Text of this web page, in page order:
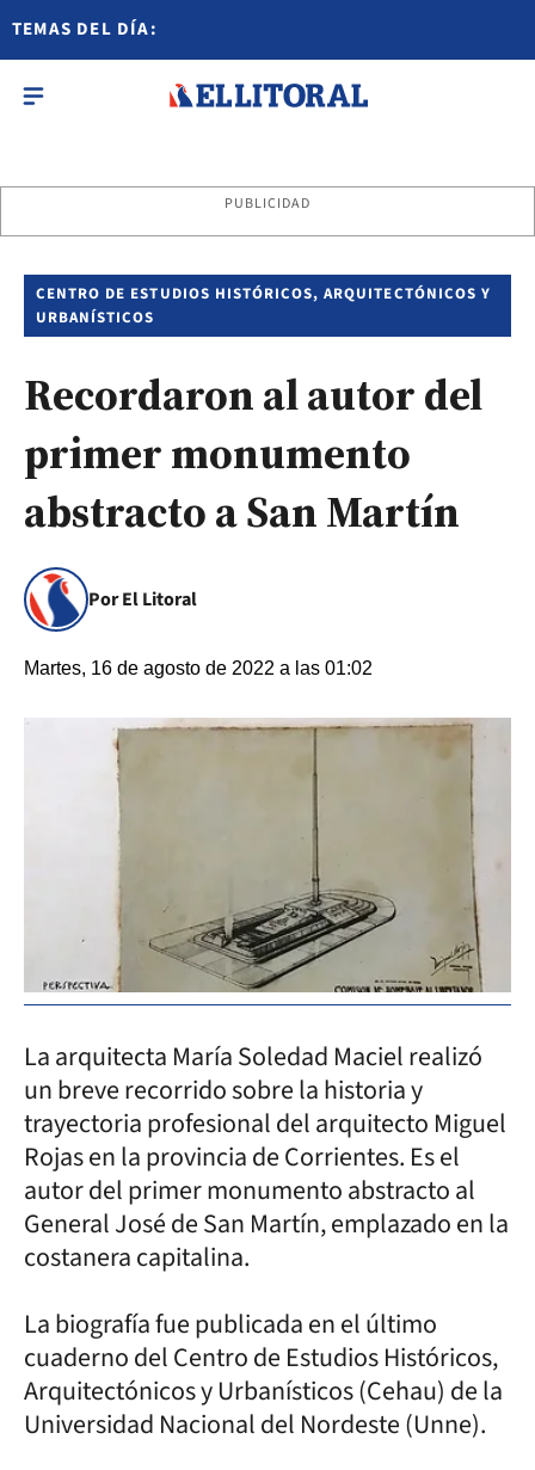
TEMAS DEL DÍA:
PUBLICIDAD
CENTRO DE ESTUDIOS HISTÓRICOS, ARQUITECTÓNICOS Y
URBANÍSTICOS
Recordaron al autor del
primer monumento
abstracto a San Martín
Por El Litoral
Martes, 16 de agosto de 2022 a las 01:02
La arquitecta María Soledad Maciel realizó
un breve recorrido sobre la historia y
trayectoria profesional del arquitecto Miguel
Rojas en la provincia de Corrientes. Es el
autor del primer monumento abstracto al
General José de San Martín, emplazado en la
costanera capitalina.
La biografía fue publicada en el último
cuaderno del Centro de Estudios Históricos,
Arquitectónicos y Urbanísticos (Cehau) de la
Universidad Nacional del Nordeste (Unne).